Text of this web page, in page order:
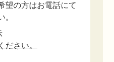
望の方はお電話にて
。
ださい。